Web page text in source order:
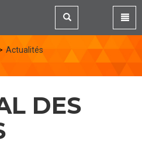
Actualités
DES